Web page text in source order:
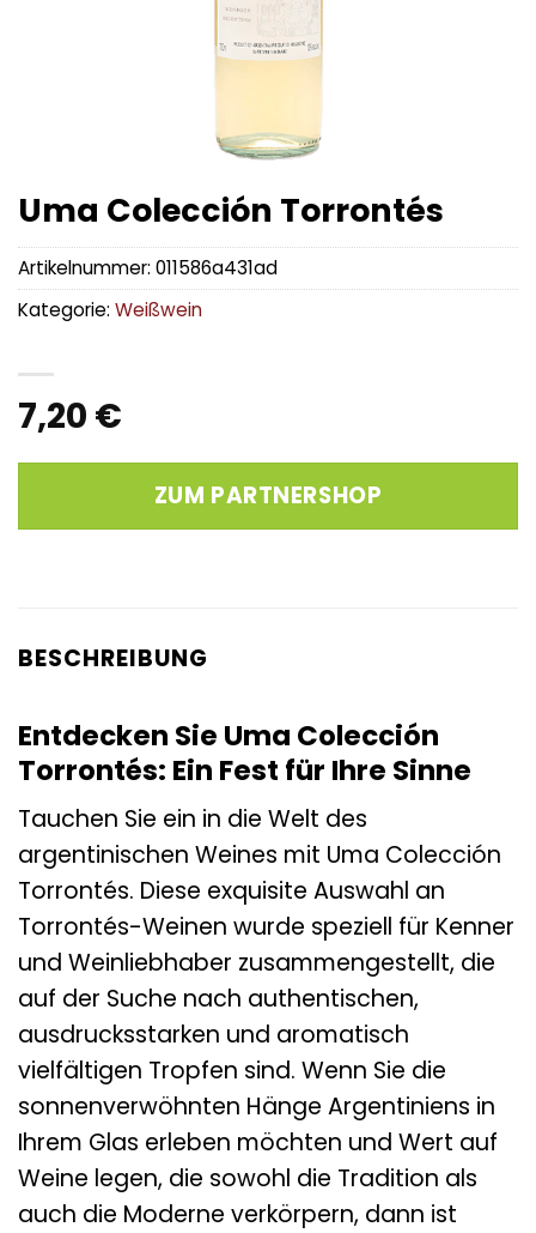
Uma Colección Torrontés
7,20 €
ZUM PARTNERSHOP
Artikelnummer: 011586a431ad
Kategorie: Weißwein
BESCHREIBUNG
Entdecken Sie Uma Colección
Torrontés: Ein Fest für Ihre Sinne
Tauchen Sie ein in die Welt des
argentinischen Weines mit Uma Colección
Torrontés. Diese exquisite Auswahl an
Torrontés-Weinen wurde speziell für Kenner
und Weinliebhaber zusammengestellt, die
auf der Suche nach authentischen,
ausdrucksstarken und aromatisch
vielfältigen Tropfen sind. Wenn Sie die
sonnenverwöhnten Hänge Argentiniens in
Ihrem Glas erleben möchten und Wert auf
Weine legen, die sowohl die Tradition als
auch die Moderne verkörpern, dann ist